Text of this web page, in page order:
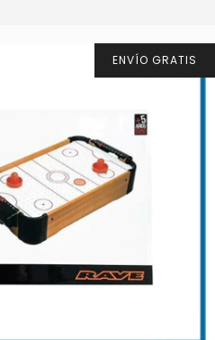
ENVÍO GRATIS